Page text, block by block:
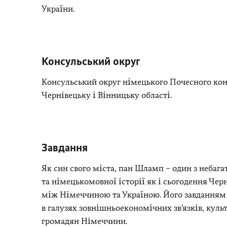
України.
Консульський округ
Консульський округ німецького Почесного
Чернівецьку і Вінницьку області.
Завдання
Як син свого міста, пан Шламп – один з
та німецькомовної історії як і сьогодення
між Німеччиною та Україною. Його
в галузях зовнішньоекономічних зв'язків,
громадян Німеччини.